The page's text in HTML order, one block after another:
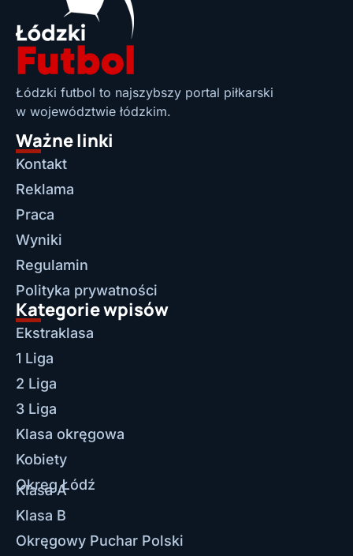
Łódzki futbol to najszybszy portal piłkarski
w województwie łódzkim.
Ważne linki
Kontakt
Reklama
Praca
Wyniki
Regulamin
Polityka prywatności
Kategorie wpisów
Ekstraklasa
1 Liga
2 Liga
3 Liga
Klasa okręgowa
Kobiety
Okręg Łódź
Klasa A
Klasa B
Okręgowy Puchar Polski